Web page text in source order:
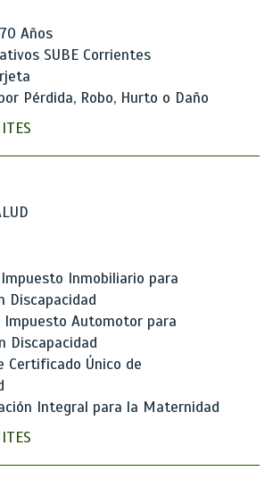
Años
SUBE Corrientes
Pérdida, Robo, Hurto o Daño
Inmobiliario para
Discapacidad
Impuesto Automotor para
Discapacidad
Certificado Único de
Integral para la Maternidad